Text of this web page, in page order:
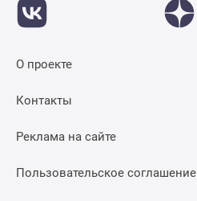
области
ипотека
Новостройки
О проекте
Контакты
Реклама на сайте
Пользовательское соглашение